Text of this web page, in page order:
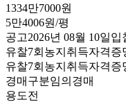
1334만7000원
5만4006원/평
공고2026년 08월 10일입
유찰7회 농지취득자격증
유찰7회 농지취득자격증
경매구분임의경매
용도전